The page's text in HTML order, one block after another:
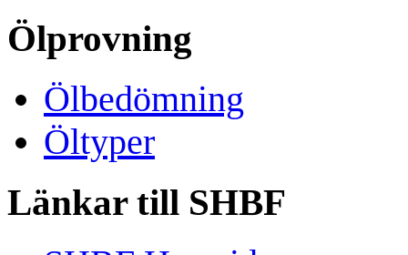
Ölprovning
Ölbedömning
Öltyper
Länkar till SHBF